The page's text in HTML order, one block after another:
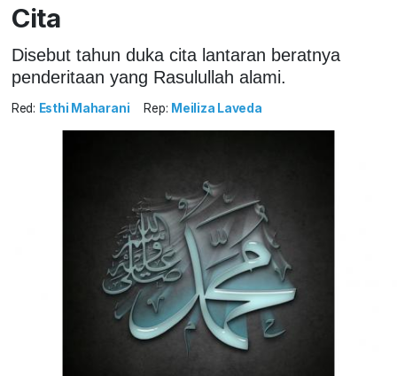
Cita
Disebut tahun duka cita lantaran beratnya
penderitaan yang Rasulullah alami.
Red: Esthi Maharani Rep: Meiliza Laveda